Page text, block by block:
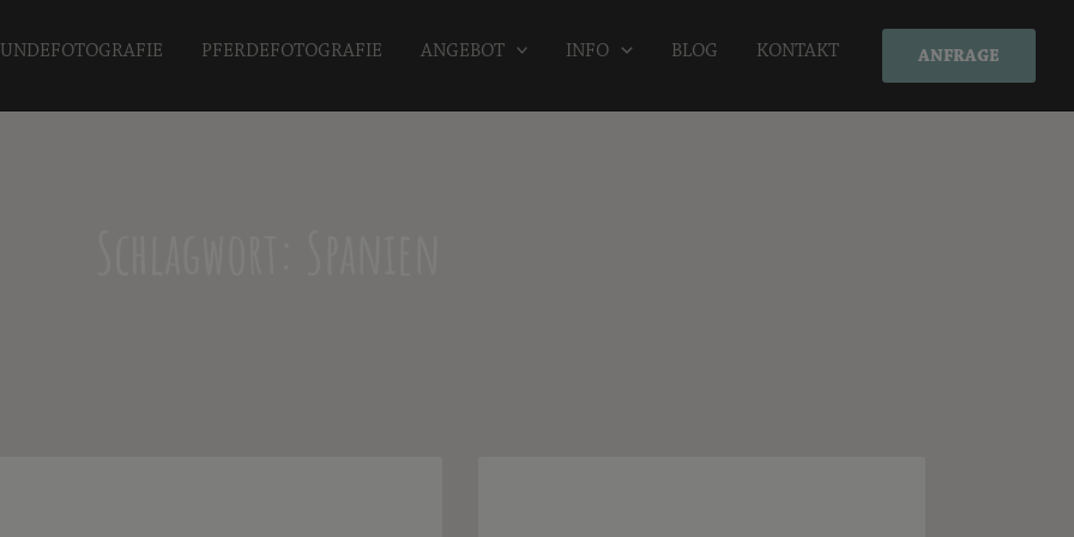
PFERDEFOTOGRAFIE ANGEBOT INFO BLOG KONTAKT ANFRAGE